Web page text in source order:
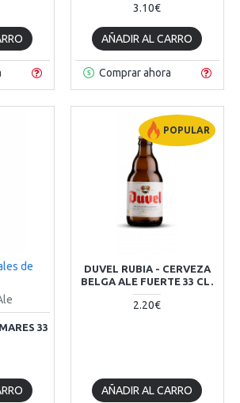
3.10€
AÑADIR AL CARRO
Comprar ahora
de
33
POPULAR
DUVEL RUBIA - CERVEZA
BELGA ALE FUERTE 33 CL.
2.20€
AÑADIR AL CARRO